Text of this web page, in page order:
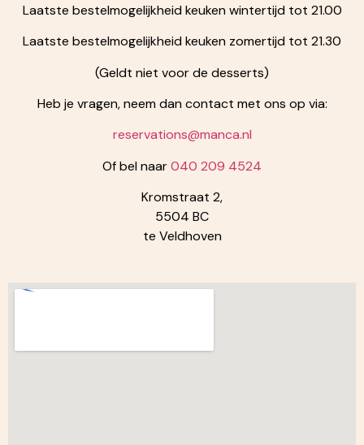
Laatste bestelmogelijkheid keuken wintertijd tot 21.00
Laatste bestelmogelijkheid keuken zomertijd tot 21.30
(Geldt niet voor de desserts)
Heb je vragen, neem dan contact met ons op via:
reservations@manca.nl
Of bel naar040 209 4524
Kromstraat 2,
5504 BC
te Veldhoven